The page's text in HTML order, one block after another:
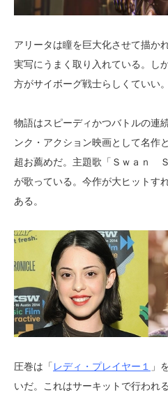
アリータは瞳を巨大化させて描か
実写にうまく取り入れている。し
方がサイボーグ戦士らしくていい。
物語はスピーディかつバトルの連
ンク・アクション映画として名作
超お薦めだ。主題歌「Ｓｗａｎ
が歌っている。今作が大ヒットす
ある。
圧巻は「 レディ・プレイヤー１
」
いだ。これはサーキットで行われ